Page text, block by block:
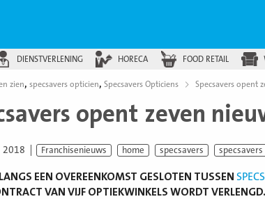
DIENSTVERLENING HORECA FOOD RETAIL
zien, specsavers opticien, Specsavers Opticiens Specsavers opent
opent zeven
2018 Franchisenieuws home specsavers
EEN OVEREENKOMST GESLOTEN TUSSEN
VAN VIJF OPTIEKWINKELS WORDT